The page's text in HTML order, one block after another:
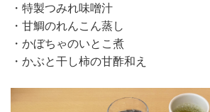
・特製つみれ味噌汁
・甘鯛のれんこん蒸し
・かぼちゃのいとこ煮
・かぶと干し柿の甘酢和え